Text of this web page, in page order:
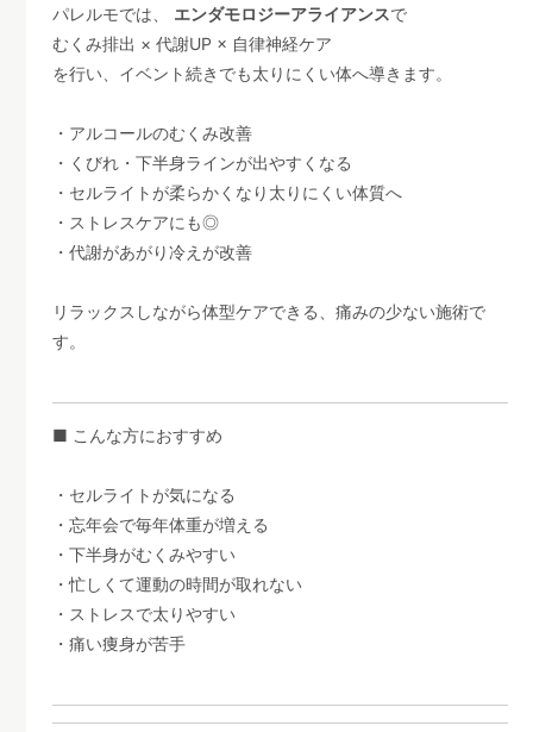
パレルモでは、 エンダモロジーアライアンスで
むくみ排出 × 代謝UP × 自律神経ケア
を行い、イベント続きでも太りにくい体へ導きます。
・アルコールのむくみ改善
・くびれ・下半身ラインが出やすくなる
・セルライトが柔らかくなり太りにくい体質へ
・ストレスケアにも◎
・代謝があがり冷えが改善
リラックスしながら体型ケアできる、痛みの少ない施術で
す。
■ こんな方におすすめ
・セルライトが気になる
・忘年会で毎年体重が増える
・下半身がむくみやすい
・忙しくて運動の時間が取れない
・ストレスで太りやすい
・痛い痩身が苦手